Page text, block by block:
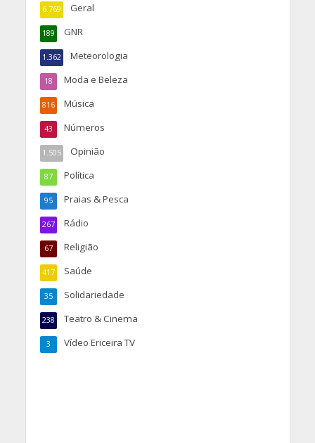
Geral
6.769
GNR
189
Meteorologia
1.362
Moda e Beleza
18
Música
816
Números
43
Opinião
1.505
Política
87
Praias & Pesca
95
Rádio
267
Religião
67
Saúde
417
Solidariedade
35
Teatro & Cinema
238
Vídeo Ericeira TV
3